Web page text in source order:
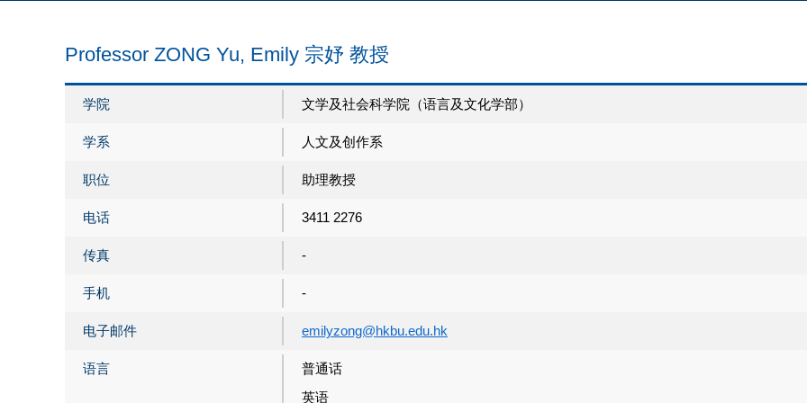
Professor ZONG Yu, Emily 宗妤 教授
学院 文学及社会科学院（语言及文化学部）
学系 人文及创作系
职位 助理教授
电话 3411 2276
传真 -
手机 -
电子邮件 emilyzong@hkbu.edu.hk
语言
普通话
英语